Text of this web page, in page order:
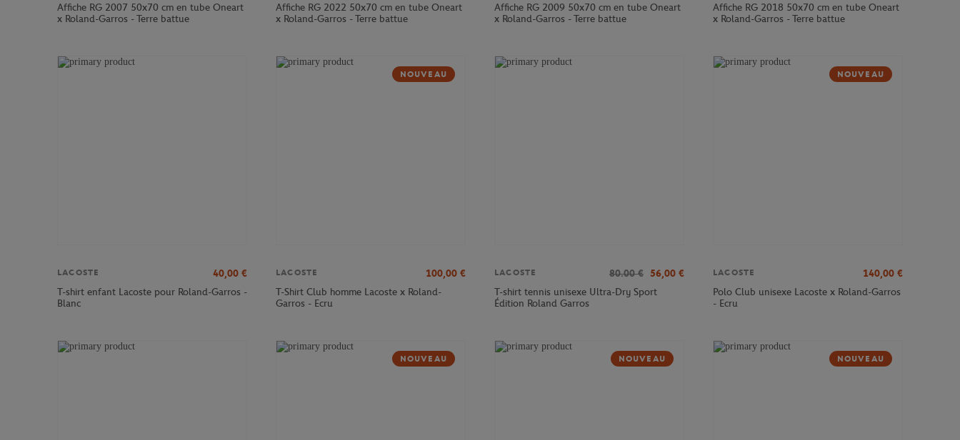
Affiche RG 2007 50x70 cm en tube Oneart
x Roland-Garros - Terre battue
Affiche RG 2022 50x70 cm en tube Oneart
x Roland-Garros - Terre battue
Affiche RG 2009 50x70 cm en tube Oneart
x Roland-Garros - Terre battue
Affiche RG 2018 50x70 cm en tube Oneart
x Roland-Garros - Terre battue
LACOSTE 40,00 €
T-shirt enfant Lacoste pour Roland-Garros -
Blanc
NOUVEAU
LACOSTE 100,00 €
T-Shirt Club homme Lacoste x Roland-
Garros - Ecru
LACOSTE 80.00 € 56,00 €
T-shirt tennis unisexe Ultra-Dry Sport
Édition Roland Garros
NOUVEAU
LACOSTE 140,00 €
Polo Club unisexe Lacoste x Roland-Garros
- Ecru
NOUVEAU NOUVEAU NOUVEAU